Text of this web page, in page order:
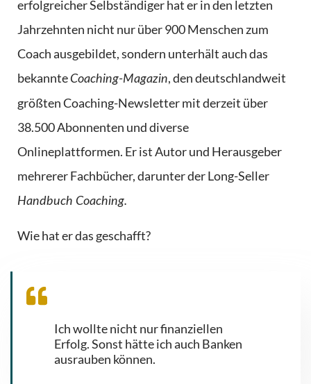
erfolgreicher Selbständiger hat er in den letzten
Jahrzehnten nicht nur über 900 Menschen zum
Coach ausgebildet, sondern unterhält auch das
bekannte Coaching-Magazin, den deutschlandweit
größten Coaching-Newsletter mit derzeit über
38.500 Abonnenten und diverse
Onlineplattformen. Er ist Autor und Herausgeber
mehrerer Fachbücher, darunter der Long-Seller
Handbuch Coaching.
Wie hat er das geschafft?
Ich wollte nicht nur finanziellen
Erfolg. Sonst hätte ich auch Banken
ausrauben können.